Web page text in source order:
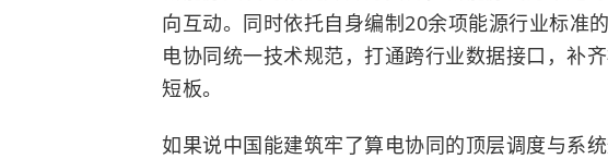
向互动。同时依托自身编制20余项能源行业标准
电协同统一技术规范，打通跨行业数据接口，补
短板。
如果说中国能建筑牢了算电协同的顶层调度与系